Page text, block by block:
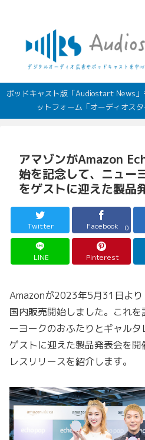
ポッドキャスト版「Audiostart News
ットフォーム「オーディオス
アマゾンがAmazon
始を記念して、ニュー
をゲストに迎えた製品
Twitter Facebook 0
LINE Pinterest
Amazonが2023年5月31日よ
国内販売開始しました。これ
ーヨークのおふたりとギャル
ゲストに迎えた製品発表会を
レスリリースを紹介します。